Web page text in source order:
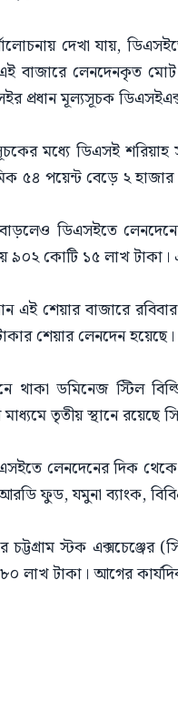
দেখা যায়,
বাজারে লেনদেনকৃত
প্রধান মূল্যসূচক
মধ্যে ডিএসই
৫৪ পয়েন্ট বেড়ে ২ হাজার
ডিএসইতে
৯০২ কোটি ১৫ লাখ টাকা।
এই শেয়ার বাজারে
শেয়ার লেনদেন হয়েছে।
থাকা ডমিনেজ স্টিল
তৃতীয় স্থানে রয়েছে
লেনদেনের দিক
ফুড, যমুনা ব্যাংক,
চট্টগ্রাম স্টক
লাখ টাকা। আগের